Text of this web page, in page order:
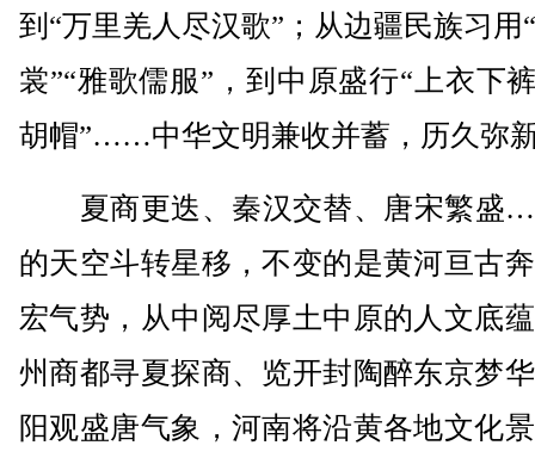
到“万里羌人尽汉歌”；从边疆民族习用
裳”“雅歌儒服”，到中原盛行“上衣下
胡帽”……中华文明兼收并蓄，历久弥
夏商更迭、秦汉交替、唐宋繁盛
的天空斗转星移，不变的是黄河亘古
宏气势，从中阅尽厚土中原的人文底
州商都寻夏探商、览开封陶醉东京梦
阳观盛唐气象，河南将沿黄各地文化